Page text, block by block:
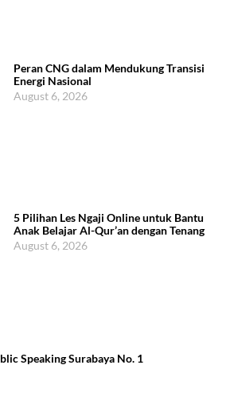
Peran CNG dalam Mendukung Transisi
Energi Nasional
August 6, 2026
5 Pilihan Les Ngaji Online untuk Bantu
Anak Belajar Al-Qur’an dengan Tenang
August 6, 2026
Speaking Surabaya No. 1